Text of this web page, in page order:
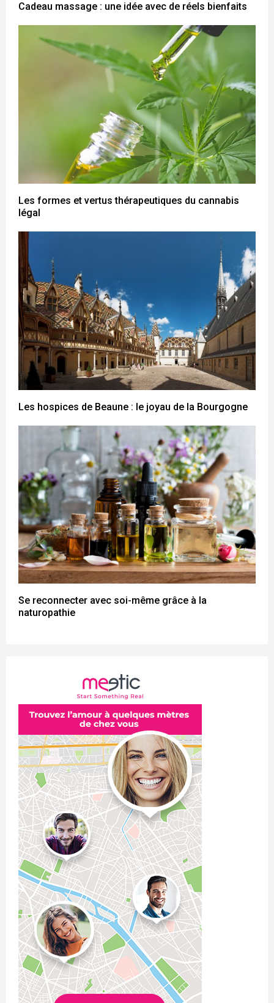
Cadeau massage : une idée avec de réels bienfaits
Les formes et vertus thérapeutiques du cannabis
légal
Les hospices de Beaune : le joyau de la Bourgogne
Se reconnecter avec soi-même grâce à la
naturopathie